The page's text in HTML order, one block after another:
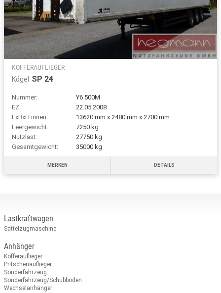
KOFFERAUFLIEGER
Kögel
SP 24
Nummer:
Y6 500M
EZ:
22.05.2008
LxBxH innen:
13620 mm x 2480 mm x 2700 mm
Leergewicht:
7250 kg
Nutzlast:
27750 kg
Gesamtgewicht:
35000 kg
MERKEN DETAILS
Lastkraftwagen
Sattelzugmaschine
Anhänger
Kofferauflieger
Pritschenauflieger
Sonderfahrzeug
Sonderfahrzeug/Schubboden
Wechselanhänger